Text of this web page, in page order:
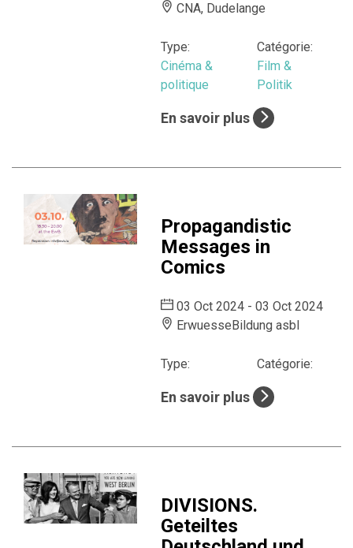
CNA, Dudelange
Type:
Cinéma &
politique
Catégorie:
Film &
Politik
En savoir plus
Propagandistic
Messages in
Comics
03 Oct 2024 - 03 Oct 2024
ErwuesseBildung asbl
Type: Catégorie:
En savoir plus
DIVISIONS.
Geteiltes